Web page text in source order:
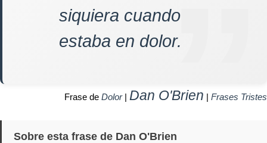
siquiera cuando
estaba en dolor.
Frase de Dolor| Dan O'Brien | Frases Tristes
Sobre esta frase de Dan O'Brien